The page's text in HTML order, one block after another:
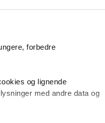
forbedre
og lignende
med andre data og